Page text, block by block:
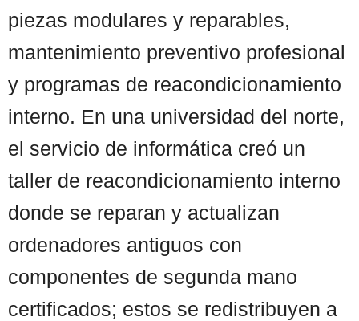
piezas modulares y reparables,
mantenimiento preventivo profesional
y programas de reacondicionamiento
interno. En una universidad del norte,
el servicio de informática creó un
taller de reacondicionamiento interno
donde se reparan y actualizan
ordenadores antiguos con
componentes de segunda mano
certificados; estos se redistribuyen a